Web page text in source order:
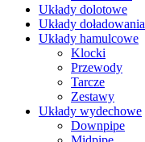
Układy dolotowe
Układy doładowania
Układy hamulcowe
Klocki
Przewody
Tarcze
Zestawy
Układy wydechowe
Downpipe